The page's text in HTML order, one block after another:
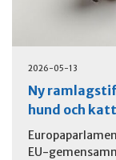
2026-05-13
Ny
hund och katt
EU-